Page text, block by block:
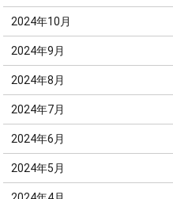
2024年10月
2024年9月
2024年8月
2024年7月
2024年6月
2024年5月